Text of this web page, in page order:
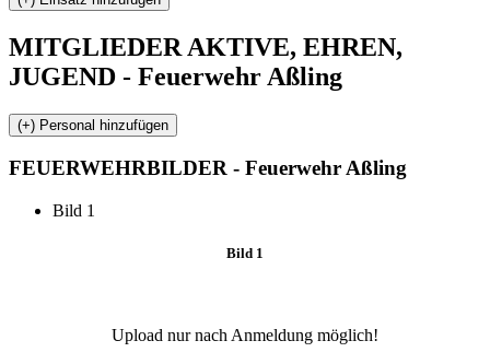
MITGLIEDER AKTIVE, EHREN,
JUGEND - Feuerwehr Aßling
FEUERWEHRBILDER - Feuerwehr Aßling
Bild 1
Bild 1
Upload nur nach Anmeldung möglich!